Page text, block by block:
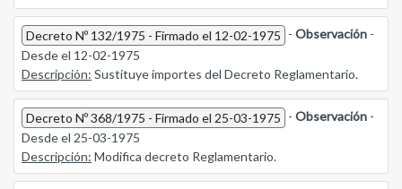
Decreto Nº 132/1975 - Firmado el 12-02-1975 - Observación -
Desde el 12-02-1975
Descripción: Sustituye importes del Decreto Reglamentario.
Decreto Nº 368/1975 - Firmado el 25-03-1975 - Observación -
Desde el 25-03-1975
Descripción: Modifica decreto Reglamentario.